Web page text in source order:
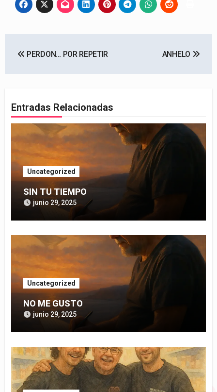
de
PERDON… POR REPETIR ANHELO
Entradas Relacionadas
Uncategorized
SIN TU TIEMPO
junio 29, 2025
Uncategorized
NO ME GUSTO
junio 29, 2025